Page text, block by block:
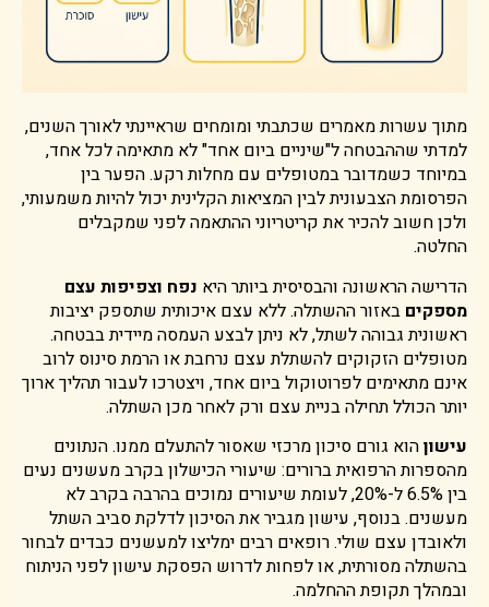
מתוך עשרות מאמרים שכתבתי ומומחים שראיינתי לאורך השנים,
למדתי שההבטחה ל"שיניים ביום אחד" לא מתאימה לכל אחד,
במיוחד כשמדובר במטופלים עם מחלות רקע. הפער בין
הפרסומת הצבעונית לבין המציאות הקלינית יכול להיות משמעותי,
ולכן חשוב להכיר את קריטריוני ההתאמה לפני שמקבלים
החלטה.
הדרישה הראשונה והבסיסית ביותר היא נפח וצפיפות עצם
מספקים באזור ההשתלה. ללא עצם איכותית שתספק יציבות
ראשונית גבוהה לשתל, לא ניתן לבצע העמסה מיידית בבטחה.
מטופלים הזקוקים להשתלת עצם נרחבת או הרמת סינוס לרוב
אינם מתאימים לפרוטוקול ביום אחד, ויצטרכו לעבור תהליך ארוך
יותר הכולל תחילה בניית עצם ורק לאחר מכן השתלה.
עישוןהוא גורם סיכון מרכזי שאסור להתעלם ממנו. הנתונים
מהספרות הרפואית ברורים: שיעורי הכישלון בקרב מעשנים נעים
בין 6.5% ל-20%, לעומת שיעורים נמוכים בהרבה בקרב לא
מעשנים. בנוסף, עישון מגביר את הסיכון לדלקת סביב השתל
ולאובדן עצם שולי. רופאים רבים ימליצו למעשנים כבדים לבחור
בהשתלה מסורתית, או לפחות לדרוש הפסקת עישון לפני הניתוח
ובמהלך תקופת ההחלמה.